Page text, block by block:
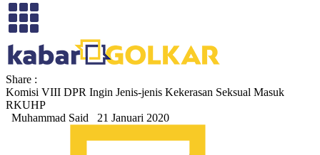
Share :
Komisi VIII DPR Ingin Jenis-jenis Kekerasan Seksual Masuk
RKUHP
Muhammad Said
21 Januari 2020